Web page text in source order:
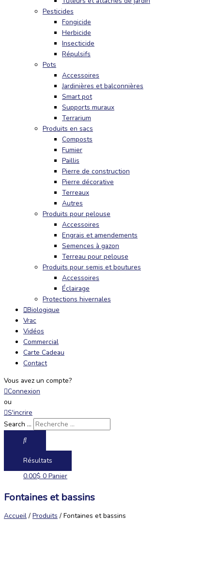
Pesticides
Fongicide
Herbicide
Insecticide
Répulsifs
Pots
Accessoires
Jardinières et balconnières
Smart pot
Supports muraux
Terrarium
Produits en sacs
Composts
Fumier
Paillis
Pierre de construction
Pierre décorative
Terreaux
Autres
Produits pour pelouse
Accessoires
Engrais et amendements
Semences à gazon
Terreau pour pelouse
Produits pour semis et boutures
Accessoires
Éclairage
Protections hivernales
Biologique
Vrac
Vidéos
Commercial
Carte Cadeau
Contact
Vous avez un compte?
Connexion
ou
S'incrire
Search ...
Résultats
0.00$ 0 Panier
Fontaines et bassins
Accueil / Produits / Fontaines et bassins